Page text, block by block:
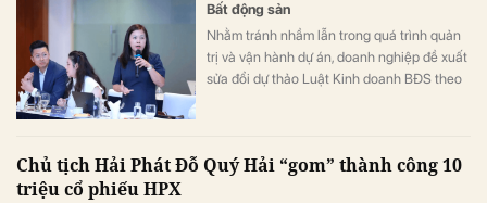
Bất động sản
Nhằm tránh nhầm lẫn trong quá trình quản
trị và vận hành dự án, doanh nghiệp đề xuất
sửa đổi dự thảo Luật Kinh doanh BĐS theo
quyền”.
Chủ tịch Hải Phát Đỗ Quý Hải “gom” thành công 10
triệu cổ phiếu HPX